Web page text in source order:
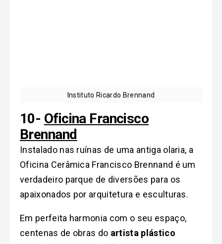
Instituto Ricardo Brennand
10- Oficina Francisco
Brennand
Instalado nas ruínas de uma antiga olaria, a
Oficina Cerâmica Francisco Brennand é um
verdadeiro parque de diversões para os
apaixonados por arquitetura e esculturas.
Em perfeita harmonia com o seu espaço,
centenas de obras do artista plástico